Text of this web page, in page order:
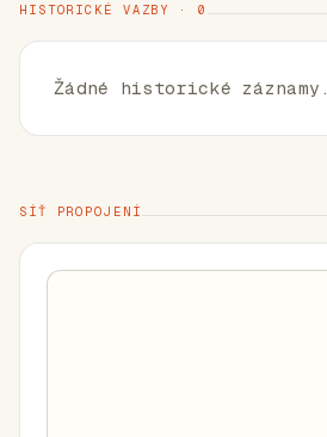
HISTORICKÉ VAZBY · 0
Žádné historické záznamy.
SÍŤ PROPOJENÍ